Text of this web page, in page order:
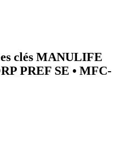
clés MANULIFE
PREF SE • MFC-